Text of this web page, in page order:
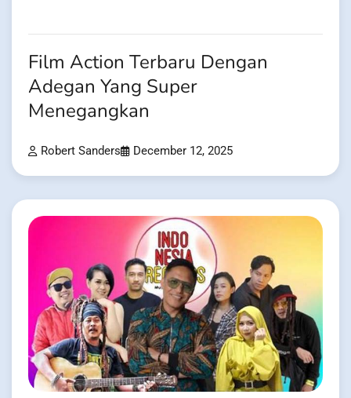
Film Action Terbaru Dengan
Adegan Yang Super
Menegangkan
Robert Sanders December 12, 2025